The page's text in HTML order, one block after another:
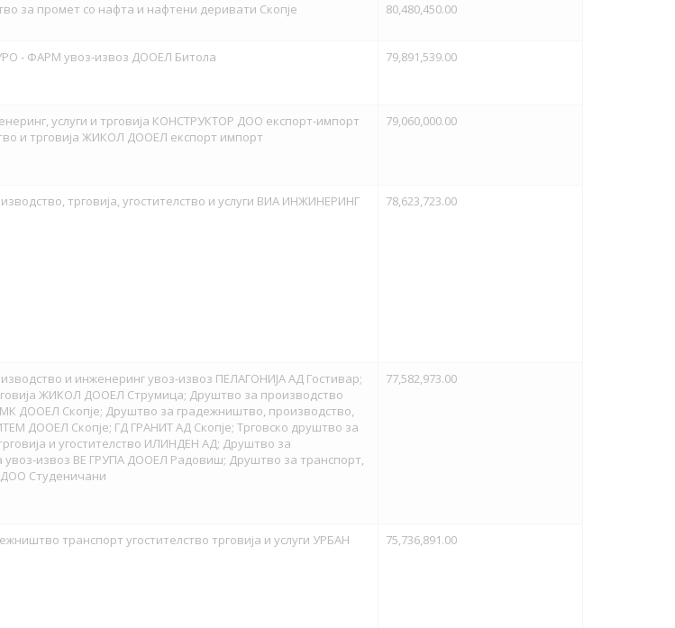
за промет со нафта и нафтени деривати Скопје 80,480,450.00
- ФАРМ увоз-извоз ДООЕЛ Битола 79,891,539.00
услуги и трговија КОНСТРУКТОР ДОО експорт-импорт
и трговија ЖИКОЛ ДООЕЛ експорт импорт
79,060,000.00
трговија, угостителство и услуги ВИА ИНЖИНЕРИНГ 78,623,723.00
и инженеринг увоз-извоз ПЕЛАГОНИЈА АД Гостивар;
ЖИКОЛ ДООЕЛ Струмица; Друштво за производство
МК ДООЕЛ Скопје; Друштво за градежништво, производство,
ДООЕЛ Скопје; ГД ГРАНИТ АД Скопје; Трговско друштво за
и угостителство ИЛИНДЕН АД; Друштво за
увоз-извоз ВЕ ГРУПА ДООЕЛ Радовиш; Друштво за транспорт,
Студеничани
77,582,973.00
транспорт угостителство трговија и услуги УРБАН
75,736,891.00